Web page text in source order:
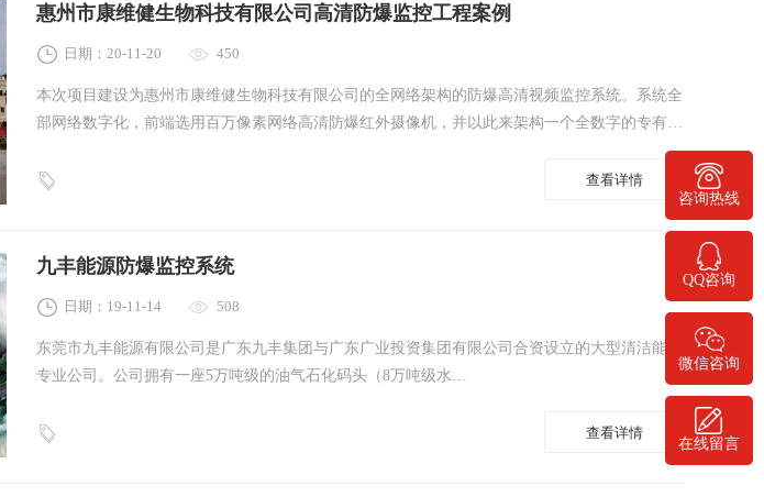
惠州市康维健生物科技有限公司高清防爆监控工程案例
日期：20-11-20 450
本次项目建设为惠州市康维健生物科技有限公司的全网络架构的防爆高清视频监控系统。系统全
部网络数字化，前端选用百万像素网络高清防爆红外摄像机，并以此来架构一个全数字的专有工
查看详情
九丰能源防爆监控系统
日期：19-11-14 508
东莞市九丰能源有限公司是广东九丰集团与广东广业投资集团有限公司合资设立的大型清洁能源
专业公司。公司拥有一座5万吨级的油气石化码头（8万吨级水…
查看详情
咨询热线
400-778-1068
QQ咨询
微信咨询
在线留言